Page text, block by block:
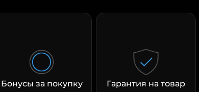
Бонусы за покупку Гарантия на товар